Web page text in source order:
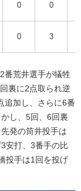
0 0
0 3
番荒井選手が犠牲
裏に2点取られ逆
追加し、さらに6番
し、5回、6回裏
発の筒井投手は
安打、3番手の比
投手は1回を投げ